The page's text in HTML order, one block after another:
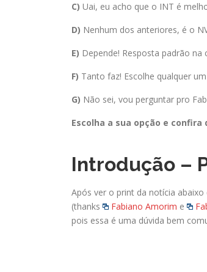
C) Uai, eu acho que o INT é
D) Nenhum dos anteriores, é o
E) Depende! Resposta padrão na
F) Tanto faz! Escolhe qualquer
G) Não sei, vou perguntar pro
Escolha a sua opção e
Introdução –
Após ver o print da notícia abaixo
(thanks
Fabiano Amorim e
pois essa é uma dúvida bem